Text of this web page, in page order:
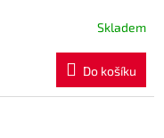
Skladem
Do košíku